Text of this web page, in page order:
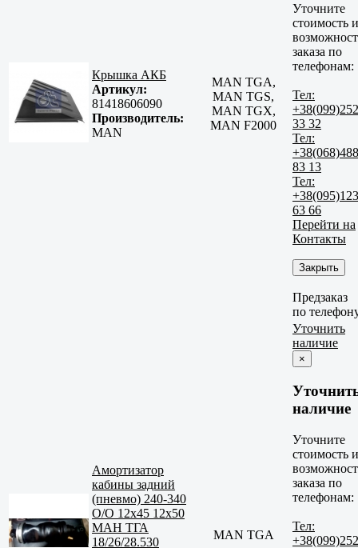
Крышка АКБ
Артикул:
81418606090
Производитель:
MAN
MAN TGA,
MAN TGS,
MAN TGX,
MAN F2000
Уточните
стоимость и
заказа по
телефонам:
Тел:
+38(099)252
33 32
Тел:
+38(068)488
83 13
Тел:
+38(095)123
63 66
Перейти на
Контакты
Закрыть
Предзаказ
по
Амортизатор
кабины задний
(пневмо) 240-340
O/O 12x45 12x50
МАН ТГА
18/26/28.530
MAN TGA
Уточнить
наличие
×
наличие
Уточните
стоимость и
заказа по
телефонам:
Тел:
+38(099)252